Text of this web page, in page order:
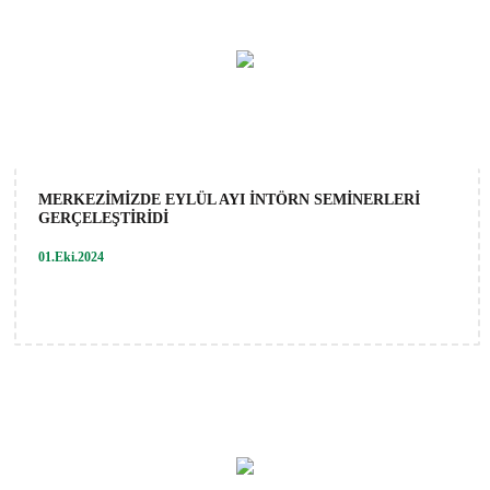
MERKEZİMİZDE EYLÜL AYI İNTÖRN SEMİNERLERİ
GERÇELEŞTİRİDİ
01.Eki.2024